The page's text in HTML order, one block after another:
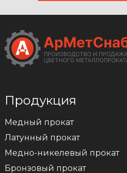
Продукция
Медный прокат
Латунный прокат
Медно-никелевый прокат
Бронзовый прокат